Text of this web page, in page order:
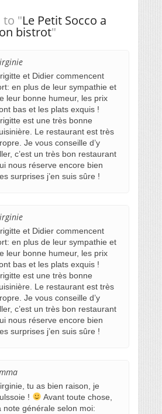
to "Le Petit Socco a
bistrot"
et Didier commencent
en plus de leur sympathie et
leur bonne humeur, les prix
bas et les plats exquis !
est une très bonne
Le restaurant est très
Je vous conseille d’y
c’est un très bon restaurant
nous réserve encore bien
surprises j’en suis sûre !
et Didier commencent
en plus de leur sympathie et
leur bonne humeur, les prix
bas et les plats exquis !
est une très bonne
Le restaurant est très
Je vous conseille d’y
c’est un très bon restaurant
nous réserve encore bien
surprises j’en suis sûre !
tu as bien raison, je
!
Avant toute chose,
note générale selon moi: